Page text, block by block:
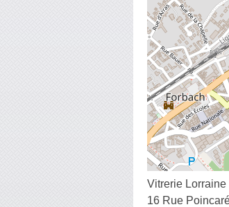
Vitrerie Lorraine
16 Rue